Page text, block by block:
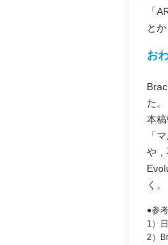
「
と
お
た。
本
「
や
く。
●参
1）
2）